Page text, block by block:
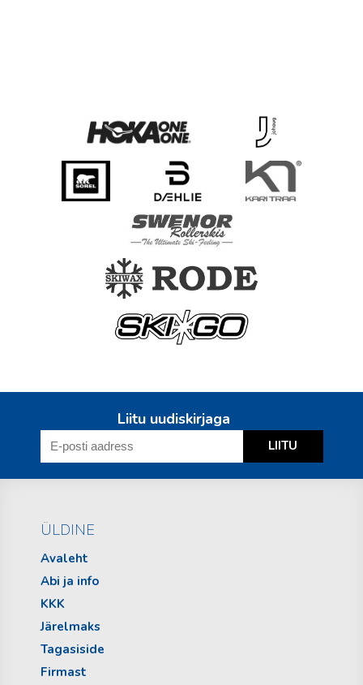
Liitu uudiskirjaga
ÜLDINE
Avaleht
Abi ja info
KKK
Järelmaks
Tagasiside
Firmast